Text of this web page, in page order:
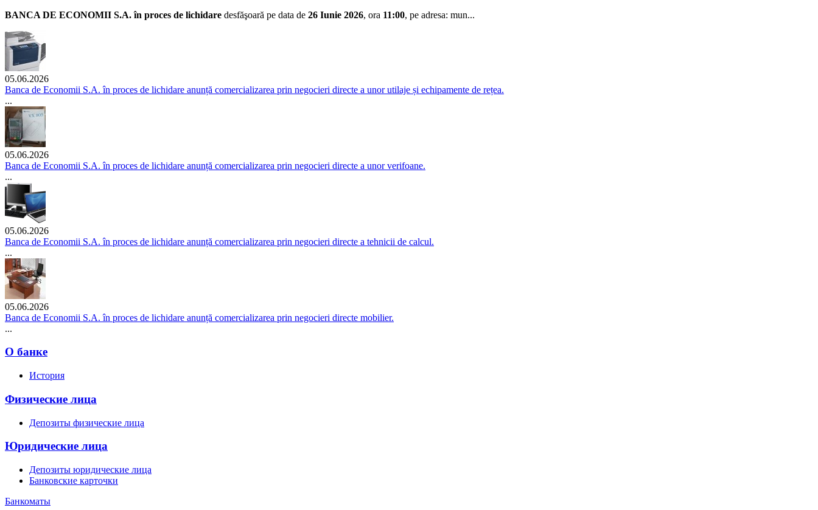
BANCA DE ECONOMII S.A. în proces de lichidare desfăşoară pe data de 26 Iunie 2026, ora 11:00, pe adresa: mun...
05.06.2026
Banca de Economii S.A. în proces de lichidare anunță comercializarea prin negocieri directe a unor utilaje și echipamente de rețea.
...
05.06.2026
Banca de Economii S.A. în proces de lichidare anunță comercializarea prin negocieri directe a unor verifoane.
...
05.06.2026
Banca de Economii S.A. în proces de lichidare anunță comercializarea prin negocieri directe a tehnicii de calcul.
...
05.06.2026
Banca de Economii S.A. în proces de lichidare anunță comercializarea prin negocieri directe mobilier.
...
О банке
История
Физические лица
Депозиты физические лица
Юридические лица
Депозиты юридические лица
Банковские карточки
Банкоматы